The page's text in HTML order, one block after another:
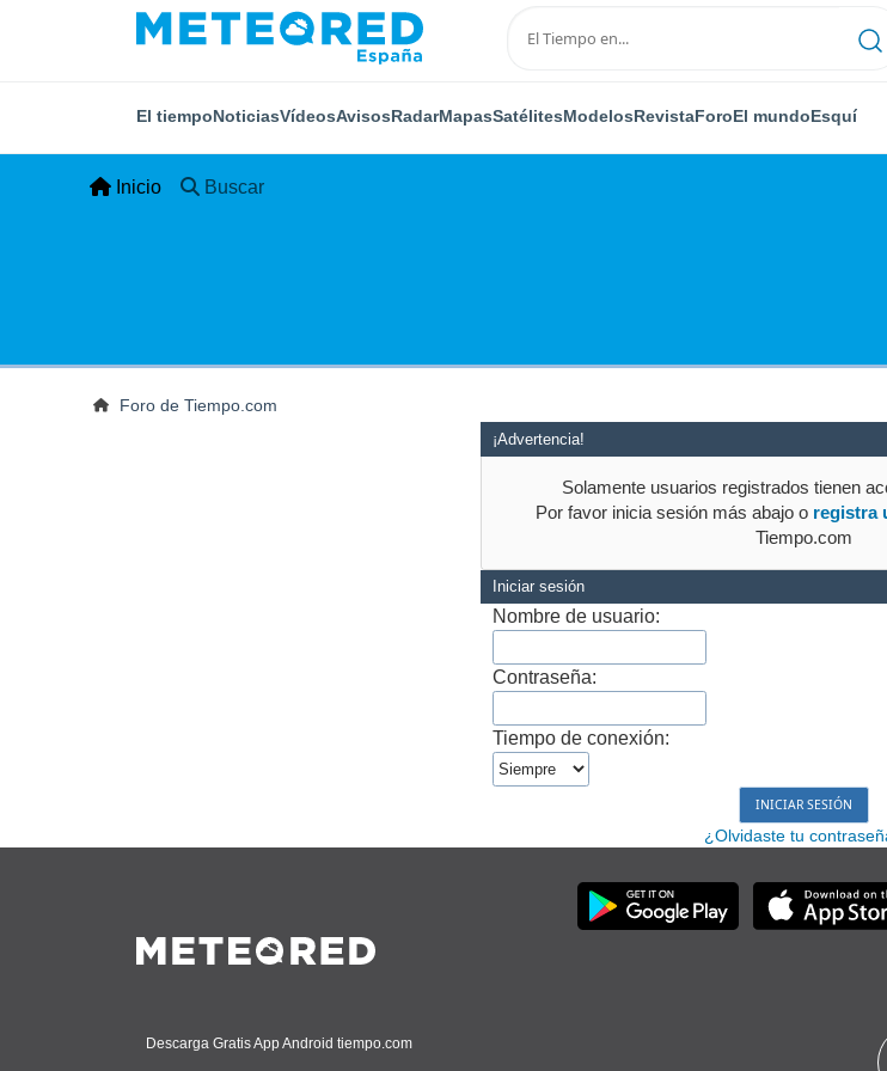
El tiempoNoticiasVídeosAvisosRadarMapasSatélitesModelosRevistaForoEl mundoEsquí
Inicio Buscar
Foro de Tiempo.com
¡Advertencia!
Solamente usuarios registrados tienen
Por favor inicia sesión más abajo o registra
Tiempo.com
Iniciar sesión
Nombre de usuario:
Contraseña:
Tiempo de conexión:
¿Olvidaste tu
Descarga Gratis App Android tiempo.com